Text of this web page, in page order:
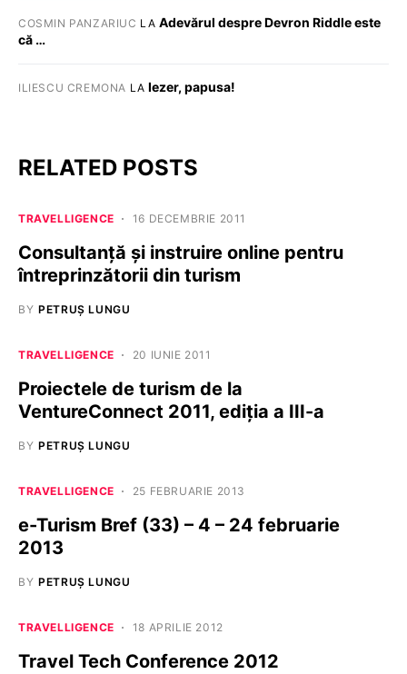
COSMIN PANZARIUC LA Adevărul despre Devron Riddle este
că …
ILIESCU CREMONA LA Iezer, papusa!
RELATED POSTS
TRAVELLIGENCE 16 DECEMBRIE 2011
Consultanţă şi instruire online pentru
întreprinzătorii din turism
BY PETRUȘ LUNGU
TRAVELLIGENCE 20 IUNIE 2011
Proiectele de turism de la
VentureConnect 2011, ediția a III-a
BY PETRUȘ LUNGU
TRAVELLIGENCE 25 FEBRUARIE 2013
e-Turism Bref (33) – 4 – 24 februarie
2013
BY PETRUȘ LUNGU
TRAVELLIGENCE 18 APRILIE 2012
Travel Tech Conference 2012